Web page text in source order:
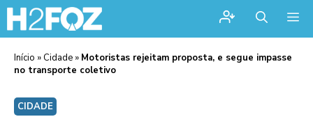
Início » Cidade » Motoristas rejeitam proposta, e segue impasse
no transporte coletivo
CIDADE